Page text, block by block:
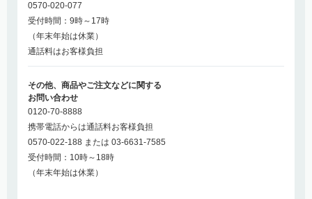
0570-020-077
受付時間：9時～17時
（年末年始は休業）
通話料はお客様負担
その他、商品やご注文などに関する
お問い合わせ
0120-70-8888
携帯電話からは通話料お客様負担
0570-022-188 または 03-6631-7585
受付時間：10時～18時
（年末年始は休業）